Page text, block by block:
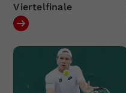
Viertelfinale